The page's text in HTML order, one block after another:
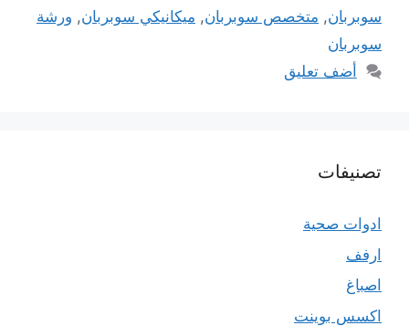
سوبربان, متخصص سوبربان, ميكانيكي سوبربان, ورشة
سوبربان
أضف تعليق
تصنيفات
ادوات صحية
ارفف
اصباغ
اكسس بوينت